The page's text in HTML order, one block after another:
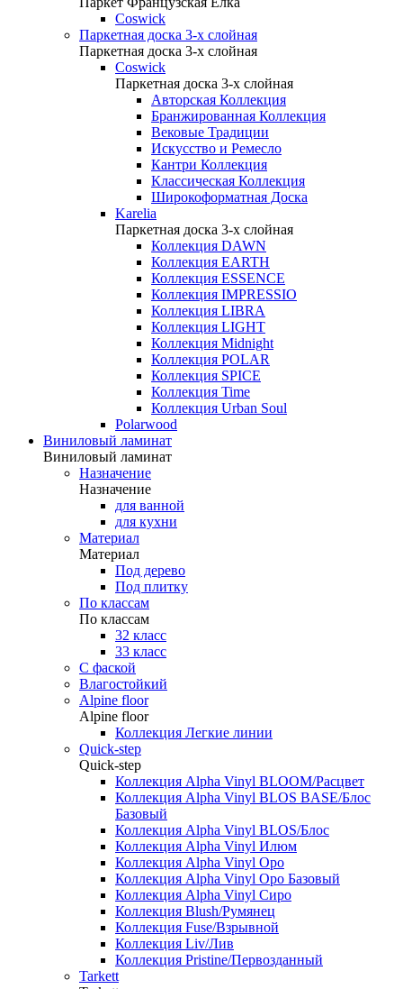
Coswick
Паркетная доска 3-х слойная
Паркетная доска 3-х слойная
Coswick
Паркетная доска 3-х слойная
Авторская Коллекция
Бранжированная Коллекция
Вековые Традиции
Искусство и Ремесло
Кантри Коллекция
Классическая Коллекция
Широкоформатная Доска
Karelia
Паркетная доска 3-х слойная
Коллекция DAWN
Коллекция EARTH
Коллекция ESSENCE
Коллекция IMPRESSIO
Коллекция LIBRA
Коллекция LIGHT
Коллекция Midnight
Коллекция POLAR
Коллекция SPICE
Коллекция Time
Коллекция Urban Soul
Polarwood
Виниловый ламинат
Виниловый ламинат
Назначение
Назначение
для ванной
для кухни
Материал
Материал
Под дерево
Под плитку
По классам
По классам
32 класс
33 класс
С фаской
Влагостойкий
Alpine floor
Alpine floor
Коллекция Легкие линии
Quick-step
Quick-step
Коллекция Alpha Vinyl BLOOM/Расцвет
Коллекция Alpha Vinyl BLOS BASE/Блос
Базовый
Коллекция Alpha Vinyl BLOS/Блос
Коллекция Alpha Vinyl Илюм
Коллекция Alpha Vinyl Оро
Коллекция Alpha Vinyl Оро Базовый
Коллекция Alpha Vinyl Сиро
Коллекция Blush/Румянец
Коллекция Fuse/Взрывной
Коллекция Liv/Лив
Коллекция Pristine/Первозданный
Tarkett